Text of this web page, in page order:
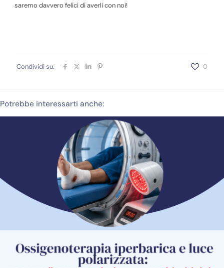
saremo davvero felici di averli con noi!
Condividi su: 0
Potrebbe interessarti anche: